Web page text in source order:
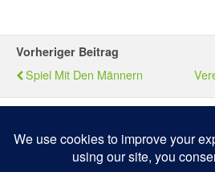
Vorheriger Beitrag
Spiel Mit Den Männern
Zum